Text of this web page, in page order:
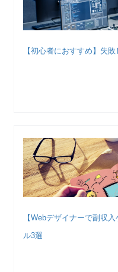
【初心者におすすめ】失
【Webデザイナーで副収
ル3選